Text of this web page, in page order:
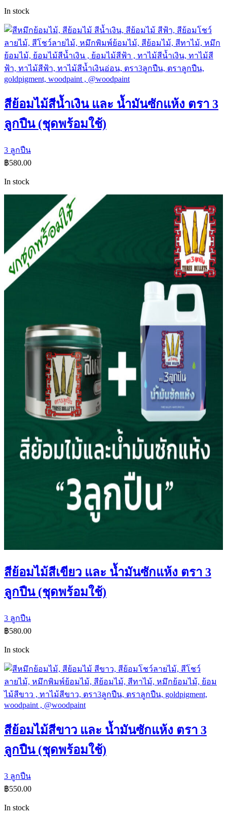
In stock
สีย้อมไม้สีน้ำเงิน และ น้ำมันซักแห้ง ตรา 3
ลูกปืน (ชุดพร้อมใช้)
3 ลูกปืน
฿580.00
In stock
สีย้อมไม้สีเขียว และ น้ำมันซักแห้ง ตรา 3
ลูกปืน (ชุดพร้อมใช้)
3 ลูกปืน
฿580.00
In stock
สีย้อมไม้สีขาว และ น้ำมันซักแห้ง ตรา 3
ลูกปืน (ชุดพร้อมใช้)
3 ลูกปืน
฿550.00
In stock